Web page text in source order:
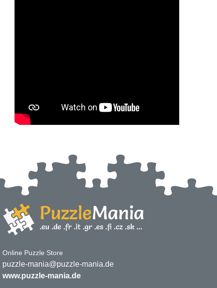
Online Puzzle Store
puzzle-mania@puzzle-mania.de
www.puzzle-mania.de